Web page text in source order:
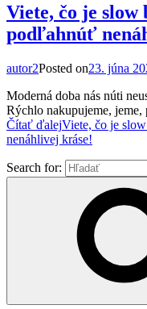
Viete, čo je slow
podľahnúť
autor2Posted on23. júna
Moderná doba nás núti
Rýchlo nakupujeme,
Čítať ďalejViete, čo je
nenáhlivej kráse!
Search for: